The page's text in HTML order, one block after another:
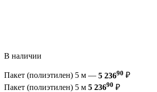
В наличии
Пакет (полиэтилен) 5 м — 5 23690 ₽
Пакет (полиэтилен) 5 м 5 23690 ₽